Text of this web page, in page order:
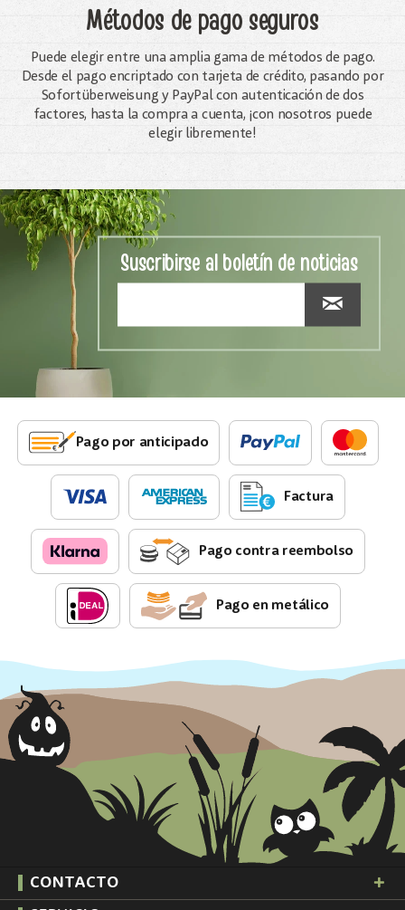
Métodos de pago seguros
Puede elegir entre una amplia gama de métodos de pago.
Desde el pago encriptado con tarjeta de crédito, pasando por
Sofortüberweisung y PayPal con autenticación de dos
factores, hasta la compra a cuenta, ¡con nosotros puede
elegir libremente!
Suscribirse al boletín de noticias
Pago por anticipado
Factura
Pago contra reembolso
Pago en metálico
CONTACTO